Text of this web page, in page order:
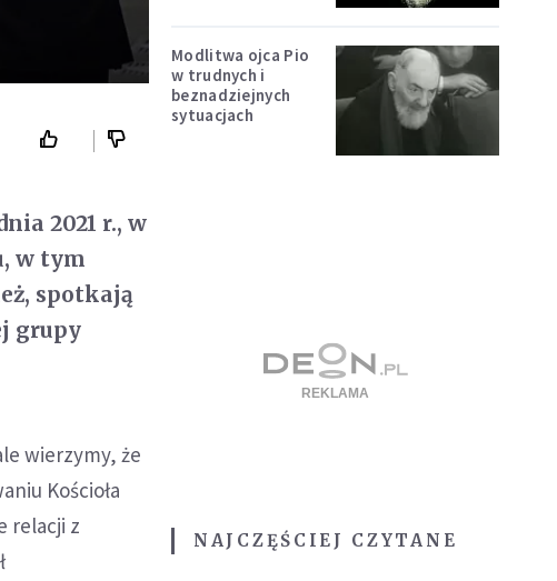
2021 r., w
w tym
spotkają
grupy
wierzymy, że
Kościoła
relacji z
Modlitwa ojca Pio
w trudnych i
beznadziejnych
sytuacjach
NAJCZĘŚCIEJ CZYTANE